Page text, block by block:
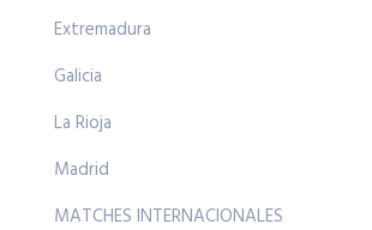
Extremadura
Galicia
La Rioja
Madrid
MATCHES INTERNACIONALES